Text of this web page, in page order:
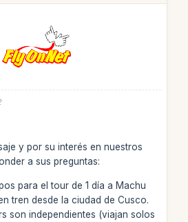
y por su interés en nuestros
a sus preguntas:
para el tour de 1 día a Machu
tren desde la ciudad de Cusco.
son independientes (viajan solos